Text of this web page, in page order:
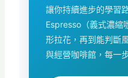
讓你持續進步的學習
Espresso（義式濃縮
形拉花，再到能判斷
與經營咖啡館，每一